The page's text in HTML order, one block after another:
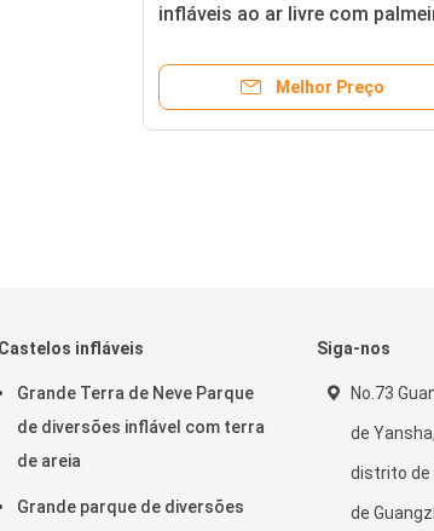
infláveis ao ar livre com
Melhor Preço
Castelos infláveis
Grande Terra de Neve Parque
de diversões inflável com terra
de areia
Grande parque de diversões
Siga-nos
No.73
de
distrito de
de